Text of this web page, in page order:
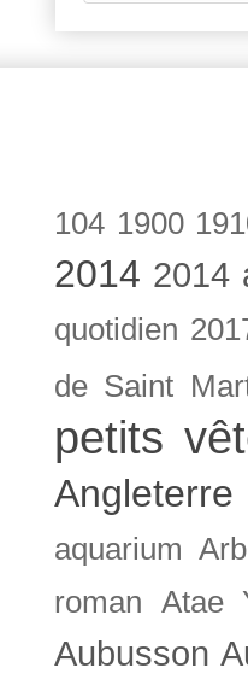
104 1900
2014 2014
quotidien
de Saint
petits
Angleterre
aquarium
roman Atae
Aubusson